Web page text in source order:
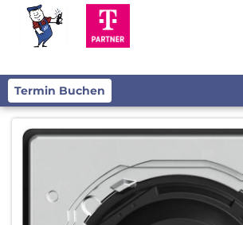
Termin Buchen